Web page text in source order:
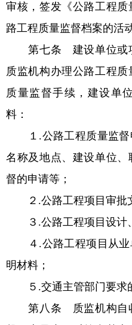
审核，签发《公路工程
路工程质量监督档案的活动
第七条 建设单位或项
质监机构办理公路工程
质量监督手续，建设单
料：
１.公路工程质量监督
名称及地点、建设单位
督的申请等；
２.公路工程项目审批
３.公路工程项目设计
４.公路工程项目从业
明材料；
５.交通主管部门要求的
第八条 质监机构自收